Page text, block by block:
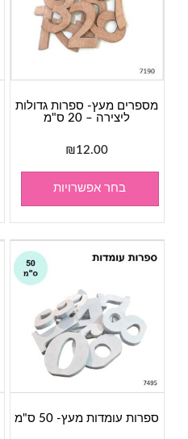
מספרים מעץ- ספרות גדולות
ליצירה – 20 ס"מ
₪12.00
בחר אפשרויות
ספרות עומדות מעץ- 50 ס"מ